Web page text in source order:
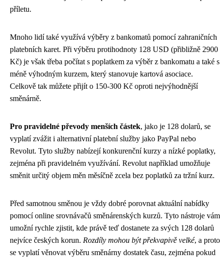
příletu.
Mnoho lidí také využívá výběry z bankomatů pomocí zahraničních
platebních karet. Při výběru protihodnoty 128 USD (přibližně 2900
Kč) je však třeba počítat s poplatkem za výběr z bankomatu a také s
méně výhodným kurzem, který stanovuje kartová asociace.
Celkově tak můžete přijít o 150-300 Kč oproti nejvýhodnější
směnárně.
Pro pravidelné převody menších částek, jako je 128 dolarů, se
vyplatí zvážit i alternativní platební služby jako PayPal nebo
Revolut. Tyto služby nabízejí konkurenční kurzy a nízké poplatky,
zejména při pravidelném využívání. Revolut například umožňuje
směnit určitý objem měn měsíčně zcela bez poplatků za tržní kurz.
Před samotnou směnou je vždy dobré porovnat aktuální nabídky
pomocí online srovnávačů směnárenských kurzů. Tyto nástroje vám
umožní rychle zjistit, kde právě teď dostanete za svých 128 dolarů
nejvíce českých korun. Rozdíly mohou být překvapivě velké, a proto
se vyplatí věnovat výběru směnárny dostatek času, zejména pokud